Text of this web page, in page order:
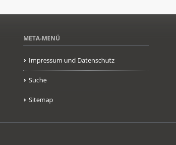
META-MENÜ
Impressum und Datenschutz
Suche
Sitemap